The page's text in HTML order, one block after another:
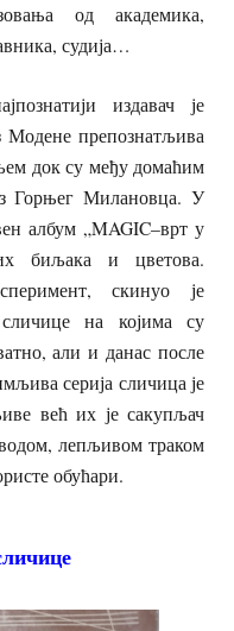
од академика,
судија…
издавач је
Модене препознатљива
док су међу домаћим
Горњег Милановца. У
албум „MAGIC–врт у
биљака и цветова.
скинуо је
на којима су
али и данас после
серија сличица је
већ их је сакупљач
лепљивом траком
обућари.